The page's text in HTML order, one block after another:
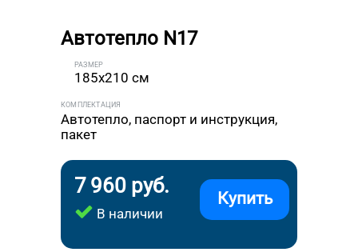
Автотепло N17
РАЗМЕР
185x210 см
КОМПЛЕКТАЦИЯ
Автотепло, паспорт и инструкция,
пакет
7 960 руб.
В наличии
Купить